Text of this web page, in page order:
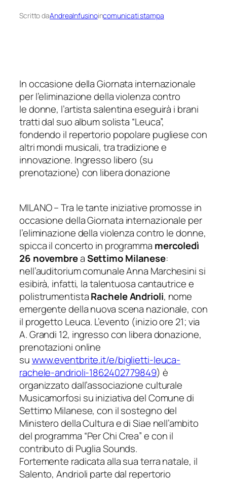
Scritto daAndreaInfusinoincomunicati stampa
In occasione della Giornata internazionale
per l’eliminazione della violenza contro
ledonne, l’artista salentina eseguirà i brani
tratti dal suo album solista “Leuca”,
fondendo il repertorio popolare pugliese con
altri mondi musicali, tra tradizione e
innovazione. Ingresso libero (su
prenotazione) con libera donazione
MILANO – Tra le tante iniziative promosse in
occasione dellaGiornata internazionale per
l’eliminazione della violenza contro le donne,
spicca il concerto in programma mercoledì
26 novembreaSettimo Milanese:
nell’auditorium comunale Anna Marchesini si
esibirà, infatti, la talentuosa cantautrice e
polistrumentistaRachele Andrioli, nome
emergente della nuova scena nazionale, con
il progetto Leuca. L’evento (inizio ore 21; via
A. Grandi 12, ingresso con libera donazione,
prenotazioni online
suwww.eventbrite.it/e/biglietti-leuca-
rachele-andrioli-1862402779849) è
organizzato dall’associazione culturale
Musicamorfosi su iniziativa del Comune di
Settimo Milanese, con il sostegno del
Ministero della Cultura e di Siae nell’ambito
del programma “Per Chi Crea” e con il
contributo di Puglia Sounds.
Fortemente radicata alla sua terra natale, il
Salento, Andrioli parte dal repertorio